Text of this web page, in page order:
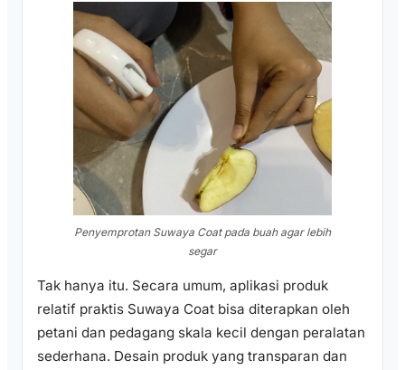
Penyemprotan Suwaya Coat pada buah agar lebih
segar
Tak hanya itu. Secara umum, aplikasi produk
relatif praktis Suwaya Coat bisa diterapkan oleh
petani dan pedagang skala kecil dengan peralatan
sederhana. Desain produk yang transparan dan